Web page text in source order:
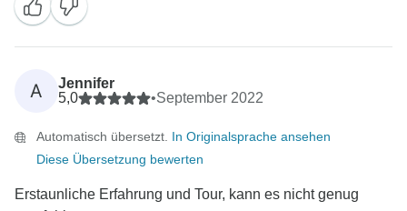
A
Jennifer
5,0
•September 2022
Automatisch übersetzt. In Originalsprache ansehen
Diese Übersetzung bewerten
Erstaunliche Erfahrung und Tour, kann es nicht genug